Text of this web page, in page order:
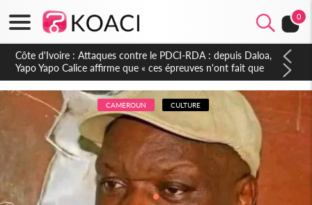
0
Côte d'Ivoire : Le Colonel-Major Fofié Kouakou est décédé,
l'armée perd une figure de la 2e Région militaire
CAMEROUN CULTURE